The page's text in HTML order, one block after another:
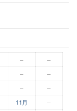
–
–
– –
–
–
11月 –